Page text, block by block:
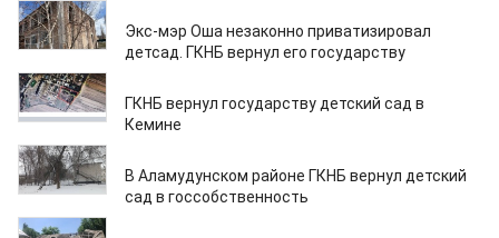
19.03.2025
Экс-мэр Оша незаконно приватизировал
детсад. ГКНБ вернул его госуда рству
12.03.2025
ГКНБ вернул государству детский сад в
Кемине
10.03.2025
В Аламудунском районе ГКНБ вернул детский
сад в госсобственность
01.03.2025